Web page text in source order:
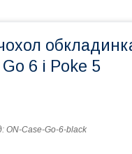
6 і Poke 5
ON-Case-Go-6-black